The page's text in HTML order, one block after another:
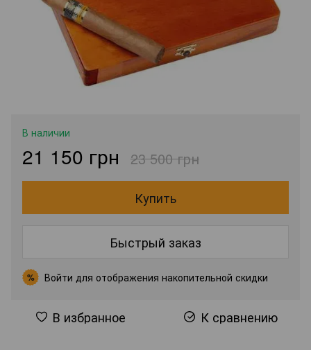
В наличии
21 150 грн 23 500 грн
Купить
Быстрый заказ
% Войти для отображения накопительной скидки
В избранное К сравнению